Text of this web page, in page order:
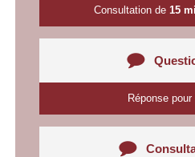
Consultation de 15
Réponse pour